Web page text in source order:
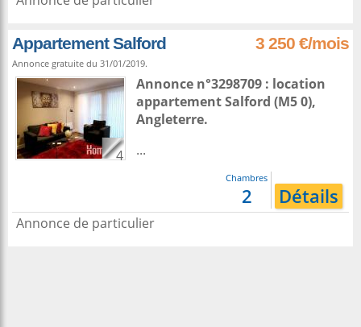
Appartement Salford 3 250 €/mois
Annonce gratuite du 31/01/2019.
4
Annonce n°3298709 : location
appartementSalford (M5 0),
Angleterre.
...
Chambres
2 Détails
Annonce de particulier